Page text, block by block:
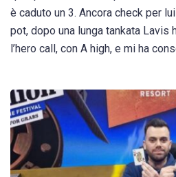
è caduto un 3. Ancora check per
pot, dopo una lunga tankata Lavis
l’hero call, con A high, e mi ha